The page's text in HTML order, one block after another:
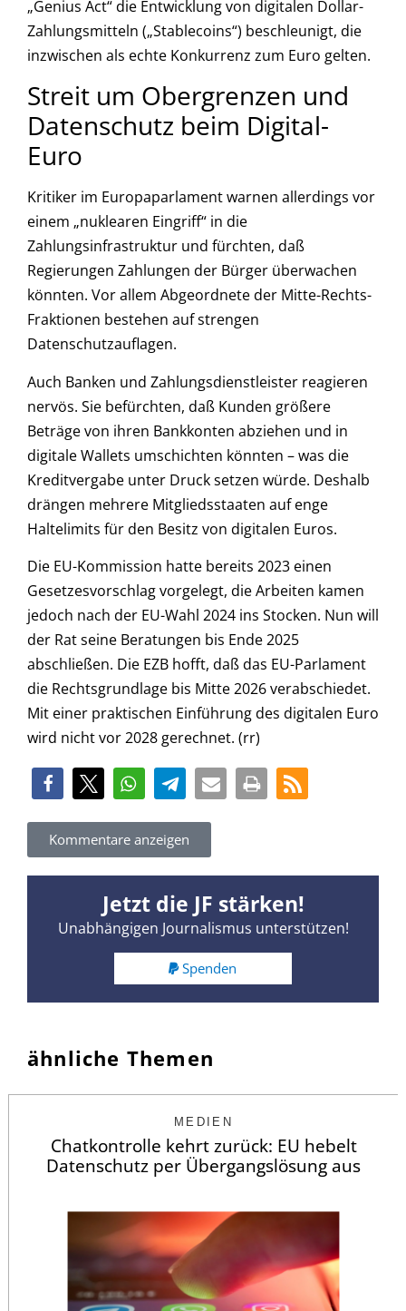
„Genius Act“ die Entwicklung von digitalen Dollar-
Zahlungsmitteln („Stablecoins“) beschleunigt, die
inzwischen als echte Konkurrenz zum Euro gelten.
Streit um Obergrenzen und
Datenschutz beim Digital-
Euro
Kritiker im Europaparlament warnen allerdings vor
einem „nuklearen Eingriff“ in die
Zahlungsinfrastruktur und fürchten, daß
Regierungen Zahlungen der Bürger überwachen
könnten. Vor allem Abgeordnete der Mitte-Rechts-
Fraktionen bestehen auf strengen
Datenschutzauflagen.
Auch Banken und Zahlungsdienstleister reagieren
nervös. Sie befürchten, daß Kunden größere
Beträge von ihren Bankkonten abziehen und in
digitale Wallets umschichten könnten – was die
Kreditvergabe unter Druck setzen würde. Deshalb
drängen mehrere Mitgliedsstaaten auf enge
Haltelimits für den Besitz von digitalen Euros.
Die EU-Kommission hatte bereits 2023 einen
Gesetzesvorschlag vorgelegt, die Arbeiten kamen
jedoch nach der EU-Wahl 2024 ins Stocken. Nun will
der Rat seine Beratungen bis Ende 2025
abschließen. Die EZB hofft, daß das EU-Parlament
die Rechtsgrundlage bis Mitte 2026 verabschiedet.
Mit einer praktischen Einführung des digitalen Euro
wird nicht vor 2028 gerechnet. (rr)
Kommentare anzeigen
Jetzt die JF stärken!
Unabhängigen Journalismus unterstützen!
Spenden
ähnliche Themen
MEDIEN
Chatkontrolle kehrt zurück: EU hebelt
Datenschutz per Übergangslösung aus